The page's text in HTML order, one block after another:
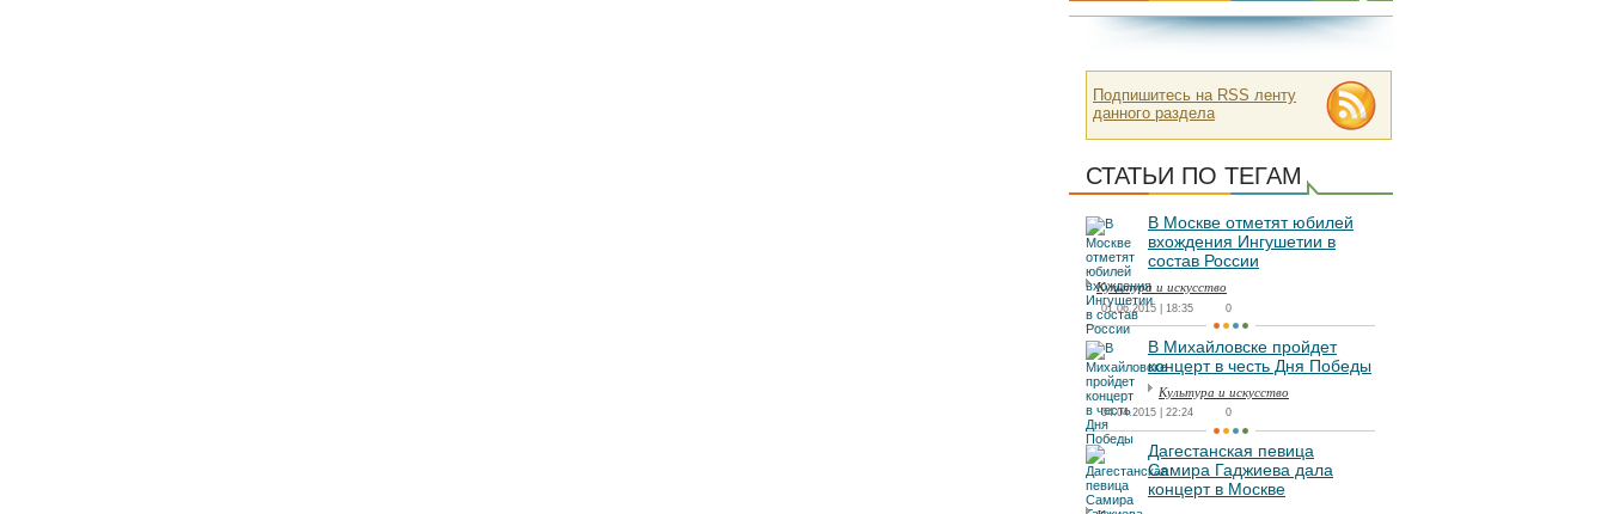
Подпишитесь на RSS ленту
данного раздела
СТАТЬИ ПО ТЕГАМ
В Москве отметят юбилей
вхождения Ингушетии в
состав России
Культура и искусство
01.06.2015 | 18:35 0
В Михайловске пройдет
концерт в честь Дня Победы
Культура и искусство
04.04.2015 | 22:24 0
Дагестанская певица
Самира Гаджиева дала
концерт в Москве